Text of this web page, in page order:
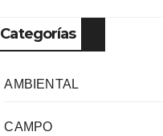
Categorías
AMBIENTAL
CAMPO